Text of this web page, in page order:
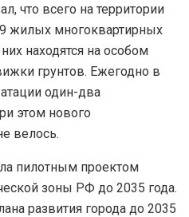
что всего на территории
жилых многоквартирных
находятся на особом
грунтов. Ежегодно в
один-два
этом нового
велось.
пилотным проектом
зоны РФ до 2035 года.
развития города до 2035